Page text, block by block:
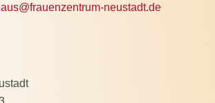
neustadt.de